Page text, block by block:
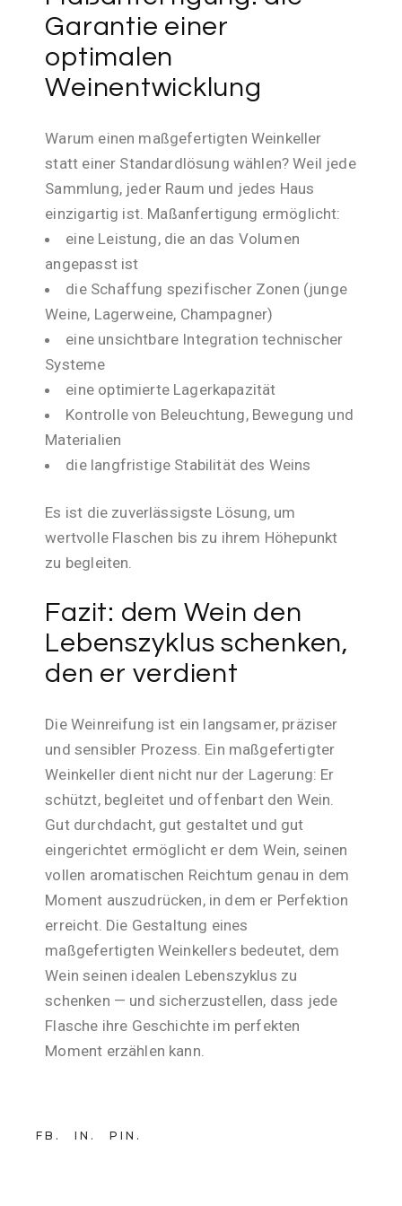
Garantie einer
optimalen
Weinentwicklung
Warum einen maßgefertigten Weinkeller
statt einer Standardlösung wählen? Weil jede
Sammlung, jeder Raum und jedes Haus
einzigartig ist. Maßanfertigung ermöglicht:
eine Leistung, die an das Volumen
angepasst ist
die Schaffung spezifischer Zonen (junge
Weine, Lagerweine, Champagner)
eine unsichtbare Integration technischer
Systeme
eine optimierte Lagerkapazität
Kontrolle von Beleuchtung, Bewegung und
Materialien
die langfristige Stabilität des Weins
Es ist die zuverlässigste Lösung, um
wertvolle Flaschen bis zu ihrem Höhepunkt
zu begleiten.
Fazit: dem Wein den
Lebenszyklus schenken,
den er verdient
Die Weinreifung ist ein langsamer, präziser
und sensibler Prozess. Ein maßgefertigter
Weinkeller dient nicht nur der Lagerung: Er
schützt, begleitet und offenbart den Wein.
Gut durchdacht, gut gestaltet und gut
eingerichtet ermöglicht er dem Wein, seinen
vollen aromatischen Reichtum genau in dem
Moment auszudrücken, in dem er Perfektion
erreicht. Die Gestaltung eines
maßgefertigten Weinkellers bedeutet, dem
Wein seinen idealen Lebenszyklus zu
schenken — und sicherzustellen, dass jede
Flasche ihre Geschichte im perfekten
Moment erzählen kann.
FB IN PIN